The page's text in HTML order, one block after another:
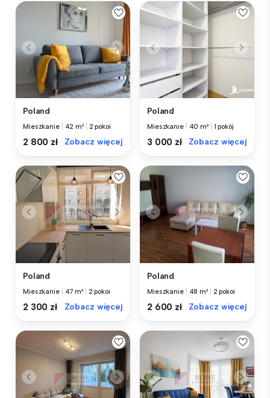
Poland
Mieszkanie 42 m² 2 pokoi
2 800 zł Zobacz więcej
Poland
Mieszkanie 40 m² 1 pokój
3 000 zł Zobacz więcej
Poland
Mieszkanie 47 m² 2 pokoi
2 300 zł Zobacz więcej
Poland
Mieszkanie 48 m² 2 pokoi
2 600 zł Zobacz więcej